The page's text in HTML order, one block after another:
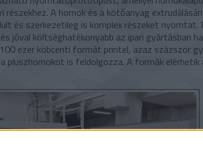
A homok és a kötőanyag
és szerkezetileg is komplex részeket nyomtat.
jóval költséghatékonyabb az ipari gyártásban
ezer köbcenti formát printel, azaz százszor
pluszhomokot is feldolgozza. A formák elérhetik